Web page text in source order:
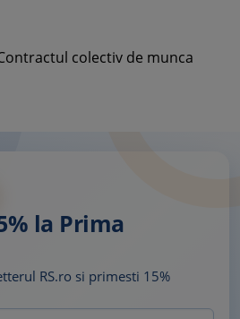
colectiv de munca
la Prima
RS.ro si primesti 15%